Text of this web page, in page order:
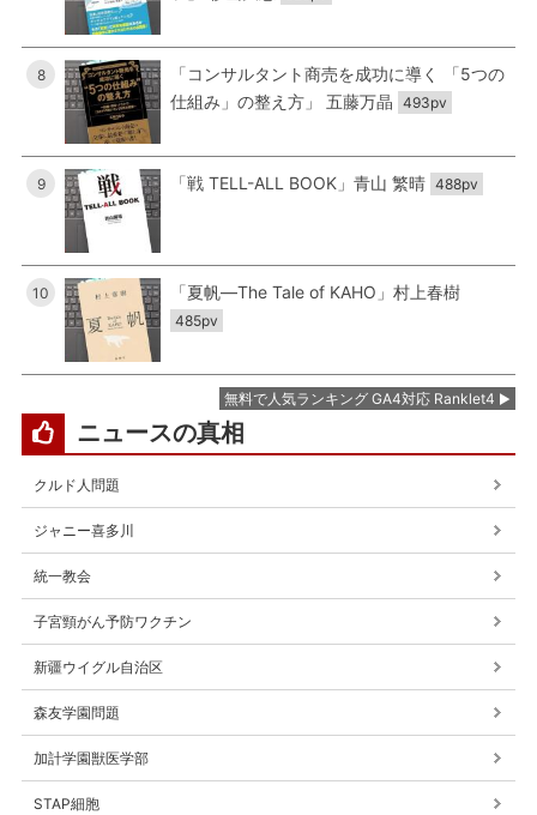
8
「コンサルタント商売を成功に導く 「5つの
仕組み」の整え方」 五藤万晶 493pv
9 「戦 TELL-ALL BOOK」青山 繁晴 488pv
10 「夏帆―The Tale of KAHO」村上春樹
485pv
無料で人気ランキング GA4対応 Ranklet4
ニュースの真相
クルド人問題
ジャニー喜多川
統一教会
子宮頸がん予防ワクチン
新疆ウイグル自治区
森友学園問題
加計学園獣医学部
STAP細胞